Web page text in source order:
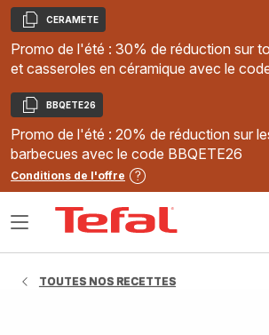
Copier
CERAMETE
Promo de l'été : 30% de réduction sur
et casseroles en céramique avec le
Copier
BBQETE26
Promo de l'été : 20% de réduction sur
barbecues avec le code BBQETE26
Conditions de l'offre
Ouvrir
TOUTES NOS RECETTES